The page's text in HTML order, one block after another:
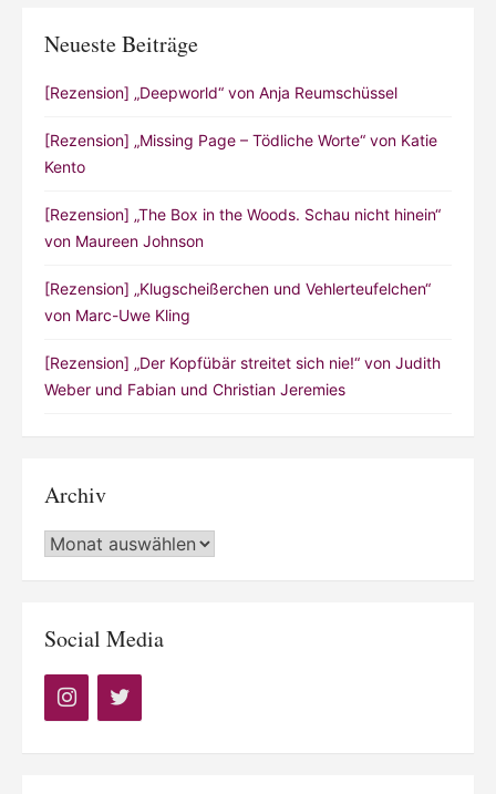
Neueste Beiträge
[Rezension] „Deepworld“ von Anja Reumschüssel
[Rezension] „Missing Page – Tödliche Worte“ von Katie
Kento
[Rezension] „The Box in the Woods. Schau nicht hinein“
von Maureen Johnson
[Rezension] „Klugscheißerchen und Vehlerteufelchen“
von Marc-Uwe Kling
[Rezension] „Der Kopfübär streitet sich nie!“ von Judith
Weber und Fabian und Christian Jeremies
Archiv
Archiv
Social Media